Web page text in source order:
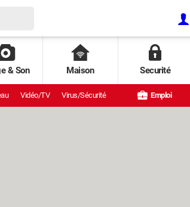
& Son Maison Securité
Vidéo/TV Virus/Sécurité Emploi